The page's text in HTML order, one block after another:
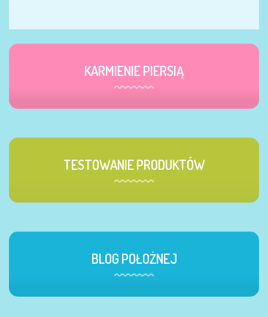
KARMIENIE PIERSIĄ
TESTOWANIE PRODUKTÓW
BLOG POŁOŻNEJ